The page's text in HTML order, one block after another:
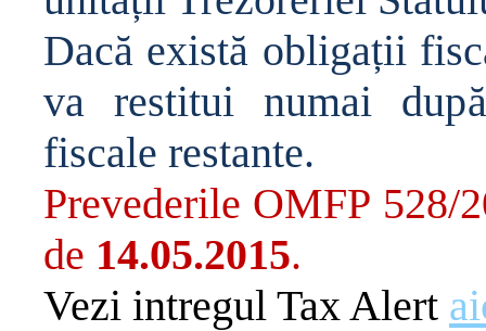
Dacă există obligații
va restitui numai dup
fiscale restante.
Prevederile OMFP 528/
de 14.05.2015.
Vezi intregul Tax Alert